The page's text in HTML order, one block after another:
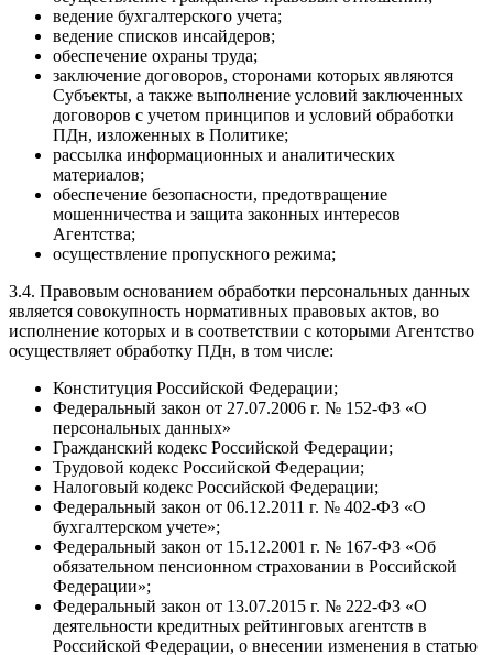
ведение бухгалтерского учета;
ведение списков инсайдеров;
обеспечение охраны труда;
заключение договоров, сторонами которых являются
Субъекты, а также выполнение условий заключенных
договоров с учетом принципов и условий обработки
ПДн, изложенных в Политике;
рассылка информационных и аналитических
материалов;
обеспечение безопасности, предотвращение
мошенничества и защита законных интересов
Агентства;
осуществление пропускного режима;
3.4. Правовым основанием обработки персональных данных
является совокупность нормативных правовых актов, во
исполнение которых и в соответствии с которыми Агентство
осуществляет обработку ПДн, в том числе:
Конституция Российской Федерации;
Федеральный закон от 27.07.2006 г. № 152-ФЗ «О
персональных данных»
Гражданский кодекс Российской Федерации;
Трудовой кодекс Российской Федерации;
Налоговый кодекс Российской Федерации;
Федеральный закон от 06.12.2011 г. № 402-ФЗ «О
бухгалтерском учете»;
Федеральный закон от 15.12.2001 г. № 167-ФЗ «Об
обязательном пенсионном страховании в Российской
Федерации»;
Федеральный закон от 13.07.2015 г. № 222-ФЗ «О
деятельности кредитных рейтинговых агентств в
Российской Федерации, о внесении изменения в статью